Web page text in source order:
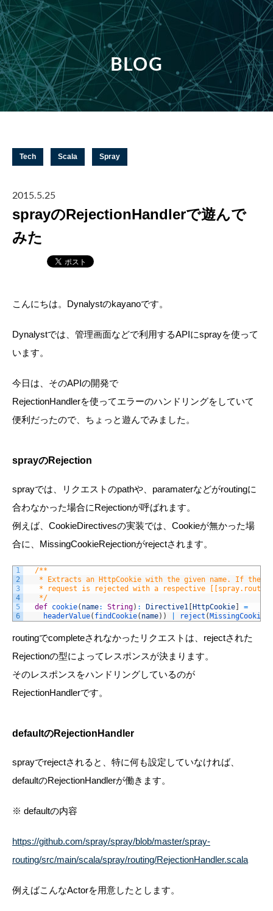
BLOG
Tech Scala Spray
2015.5.25
sprayのRejectionHandlerで遊んで
みた
こんにちは。Dynalystのkayanoです。
Dynalystでは、管理画面などで利用するAPIにsprayを使って
います。
今日は、そのAPIの開発で
RejectionHandlerを使ってエラーのハンドリングをしていて
便利だったので、ちょっと遊んでみました。
sprayのRejection
sprayでは、リクエストのpathや、paramaterなどがroutingに
合わなかった場合にRejectionが呼ばれます。
例えば、CookieDirectivesの実装では、Cookieが無かった場
合に、MissingCookieRejectionがrejectされます。
1
2
3
4
5
6
/**
* Extracts an HttpCookie with the given name. If the
* request is rejected with a respective
*/
def cookie( name: String) : Directive1 [HttpCookie]
=
headerValue( findCookie( name) ) reject (
routingでcompleteされなかったリクエストは、rejectされた
Rejectionの型によってレスポンスが決まります。
そのレスポンスをハンドリングしているのが
RejectionHandlerです。
defaultのRejectionHandler
sprayでrejectされると、特に何も設定していなければ、
defaultのRejectionHandlerが働きます。
※ defaultの内容
https://github.com/spray/spray/blob/master/spray-
routing/src/main/scala/spray/routing/RejectionHandler.scala
例えばこんなActorを用意したとします。